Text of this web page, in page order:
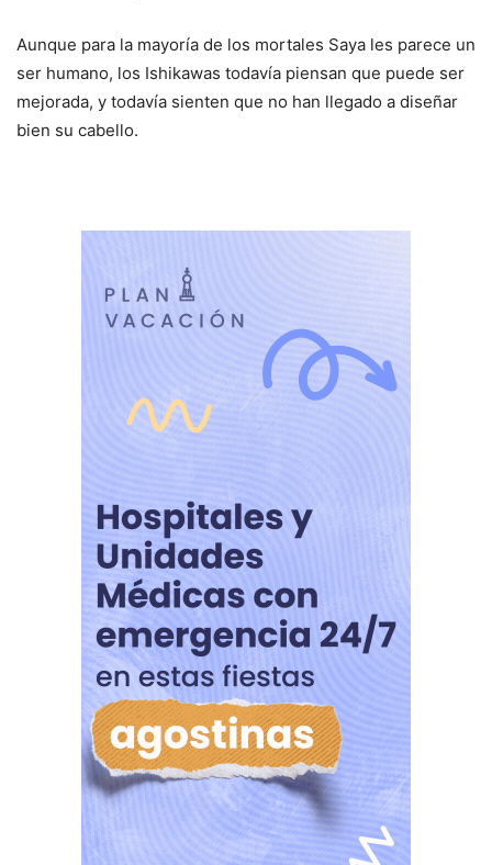
Aunque para la mayoría de los mortales Saya les parece un
ser humano, los Ishikawas todavía piensan que puede ser
mejorada, y todavía sienten que no han llegado a diseñar
bien su cabello.